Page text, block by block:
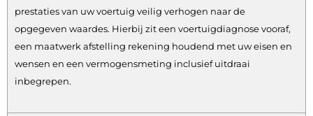
prestaties van uw voertuig veilig verhogen naar de
opgegeven waardes. Hierbij zit een voertuigdiagnose vooraf,
een maatwerk afstelling rekening houdend met uw eisen en
wensen en een vermogensmeting inclusief uitdraai
inbegrepen.